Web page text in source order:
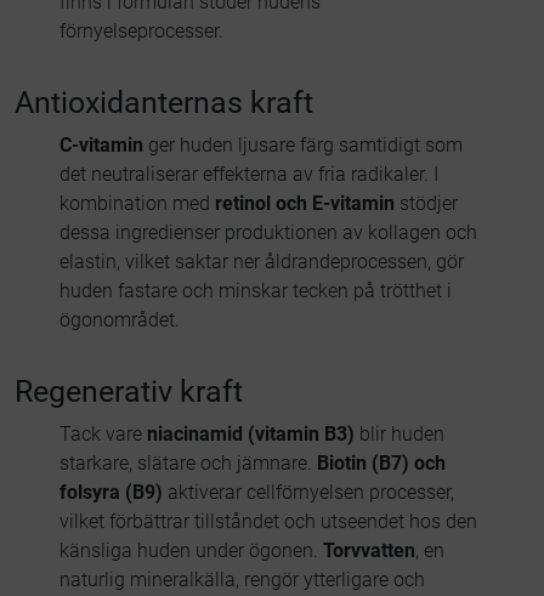
förnyelseprocesser.
Antioxidanternas kraft
C-vitamin ger huden ljusare färg samtidigt som
det neutraliserar effekterna av fria radikaler. I
kombination med retinol och E-vitamin stödjer
dessa ingredienser produktionen av kollagen och
elastin, vilket saktar ner åldrandeprocessen, gör
huden fastare och minskar tecken på trötthet i
ögonområdet.
Regenerativ kraft
Tack vare niacinamid (vitamin B3) blir huden
starkare, slätare och jämnare. Biotin (B7) och
folsyra (B9) aktiverar cellförnyelsen processer,
vilket förbättrar tillståndet och utseendet hos den
känsliga huden under ögonen. Torvvatten, en
naturlig mineralkälla, rengör ytterligare och